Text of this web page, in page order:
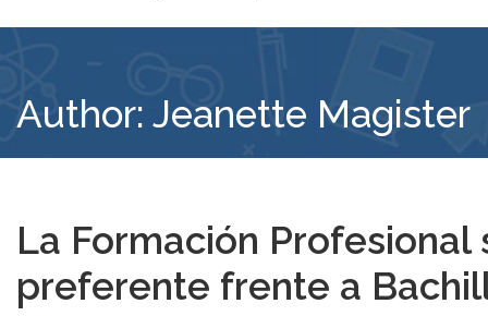
Primaria
Preparación de
Intensivo del
Máster
Máster
Máster
Máster
(UCJC)
Author: Jeanette Magister
La Formación
preferente frente a